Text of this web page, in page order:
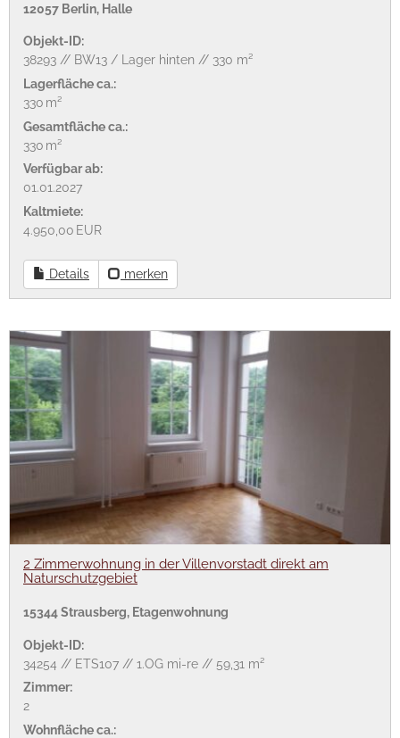
12057 Berlin, Halle
Objekt-ID:
38293 // BW13 / Lager hinten // 330 m²
Lagerfläche ca.:
330 m²
Gesamtfläche ca.:
330 m²
Verfügbar ab:
01.01.2027
Kaltmiete:
4.950,00 EUR
Details merken
2 Zimmerwohnung in der Villenvorstadt direkt am
Naturschutzgebiet
15344 Strausberg, Etagenwohnung
Objekt-ID:
34254 // ETS107 // 1.OG mi-re // 59,31 m²
Zimmer:
2
Wohnfläche ca.: